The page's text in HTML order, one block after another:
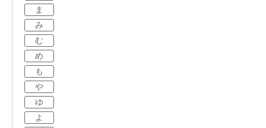
ま
み
む
め
も
や
ゆ
よ